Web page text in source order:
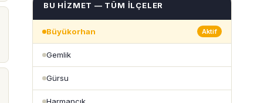
BU HIZMET — TÜM İLÇELER
Büyükorhan Aktif
Gemlik
Gürsu